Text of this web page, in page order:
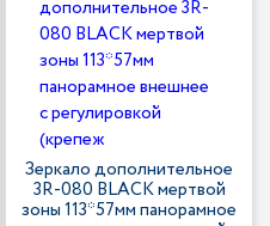
Зеркало дополнительное
3R-080 BLACK мертвой
зоны 113*57мм панорамное